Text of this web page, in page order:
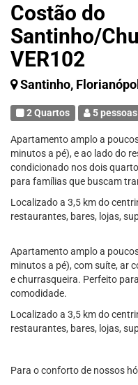
Costão do
Santinho/
VER102
Santinho,
2 Quartos 5 pessoas
Apartamento amplo a
minutos a pé), e ao lado do
condicionado nos dois
para famílias que buscam
Localizado a 3,5 km do
restaurantes, bares, lojas,
Apartamento amplo a
minutos a pé), com suíte, ar
e churrasqueira. Perfeito
comodidade.
Localizado a 3,5 km do
restaurantes, bares, lojas,
Para o conforto de nossos